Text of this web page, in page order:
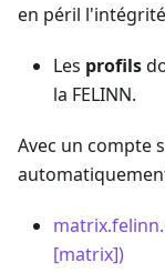
en péril
Les profils
la FELINN.
Avec un compte
[matrix])